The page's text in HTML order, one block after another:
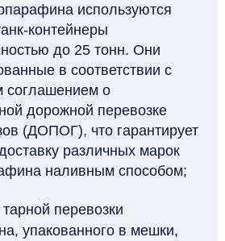
используются
контейнеры
до 25 тонн. Они
в соответствии с
соглашением о
дорожной перевозке
(ДОПОГ), что гарантирует
различных марок
наливным способом;
перевозки
упакованного в мешки,